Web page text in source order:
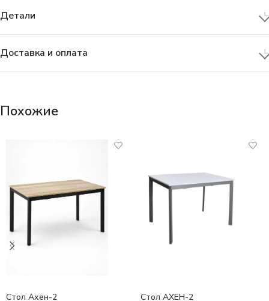
Детали
Доставка и оплата
Похожие
Стол Ахен-2 Стол АХЕН-2